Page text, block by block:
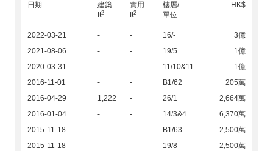
日期
建築
ft2
實用
ft2
樓層/
單位
HK$
2022-03-21 - - 16/-
3億
2021-08-06
- - 19/5
1億
2020-03-31
- - 11/10&11
1億
2016-11-01
- - B1/62
205萬
2016-04-29
1,222 - 26/1
2,664萬
2016-01-04
- - 14/3&4
6,370萬
2015-11-18
- - B1/63
2,500萬
2015-11-18
- - 19/8
2,500萬